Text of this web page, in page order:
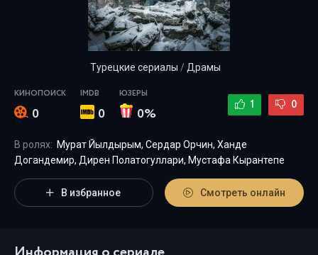
Турецкие сериалы / Драмы
КИНОПОИСК
0
IMDB
0
ЮЗЕРЫ
0% 1 0
В ролях: Мурат Йылдырым, Сердар Орчин, Ханде
Догандемир, Дирен Полатогуллари, Мустафа Кырантепе
В избранное Смотреть онлайн